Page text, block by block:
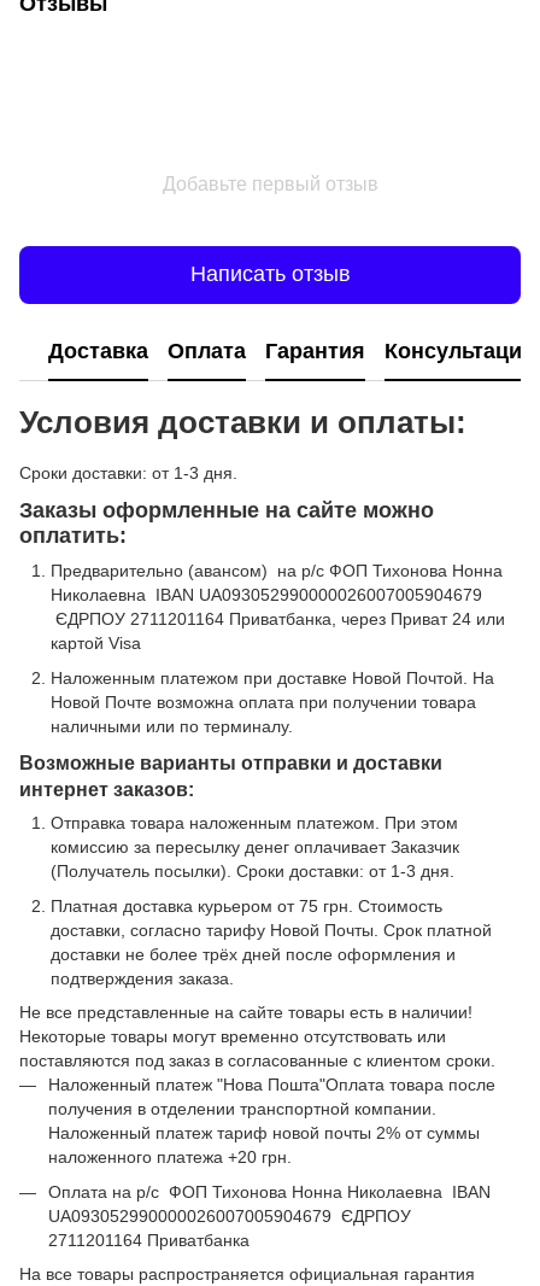
Добавьте первый отзыв
Написать отзыв
Доставка Оплата Гарантия Консультация
Условия доставки и оплаты:
Сроки доставки: от 1-3 дня.
Заказы оформленные на сайте можно
оплатить:
Предварительно (авансом) на р/с ФОП Тихонова Нонна
Николаевна IBAN UA093052990000026007005904679
ЄДРПОУ 2711201164 Приватбанка, через Приват 24 или
картой Visa
Наложенным платежом при доставке Новой Почтой. На
Новой Почте возможна оплата при получении товара
наличными или по терминалу.
Возможные варианты отправки и доставки
интернет заказов:
Отправка товара наложенным платежом. При этом
комиссию за пересылку денег оплачивает Заказчик
(Получатель посылки). Сроки доставки: от 1-3 дня.
Платная доставка курьером от 75 грн. Стоимость
доставки, согласно тарифу Новой Почты. Срок платной
доставки не более трёх дней после оформления и
подтверждения заказа.
Не все представленные на сайте товары есть в наличии!
Некоторые товары могут временно отсутствовать или
поставляются под заказ в согласованные с клиентом сроки.
Наложенный платеж "Нова Пошта"Оплата товара после
получения в отделении транспортной компании.
Наложенный платеж тариф новой почты 2% от суммы
наложенного платежа +20 грн.
Оплата на р/с ФОП Тихонова Нонна Николаевна IBAN
UA093052990000026007005904679 ЄДРПОУ
2711201164 Приватбанка
На все товары распространяется официальная гарантия